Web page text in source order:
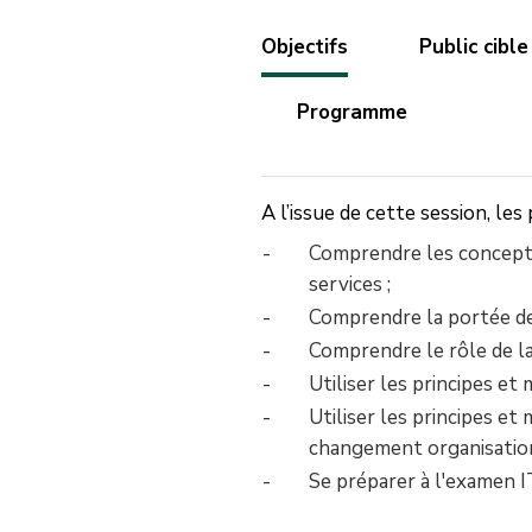
Objectifs Public cible
Programme
A l’issue de cette session,
Comprendre les
services ;
Comprendre la portée
Comprendre le rôle de
Utiliser les principes et
Utiliser les principes et
changement
Se préparer à l'examen